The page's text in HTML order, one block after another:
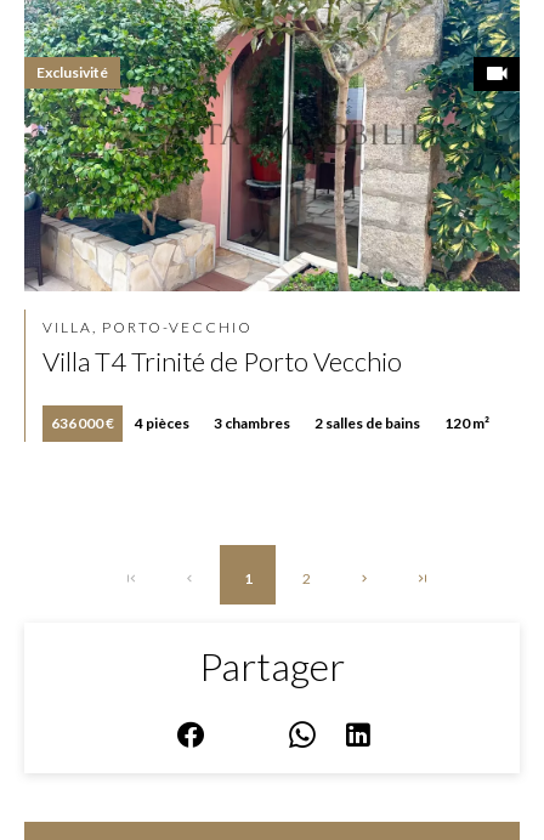
VILLA, PORTO-VECCHIO
Villa T4 Trinité de Porto Vecchio
636 000 € 4 pièces 3 chambres 2 salles de bains 120 m²
Exclusivité
1 2
Partager